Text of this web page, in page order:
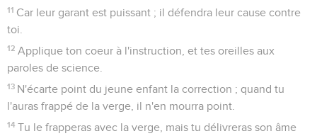
11 Car leur garant est puissant ; il défendra leur cause contre
toi.
12 Applique ton coeur à l'instruction, et tes oreilles aux
paroles de science.
13 N'écarte point du jeune enfant la correction ; quand tu
l'auras frappé de la verge, il n'en mourra point.
14 Tu le frapperas avec la verge, mais tu délivreras son âme